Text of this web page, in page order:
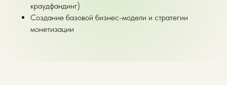
краудфандинг)
Создание базовой бизнес-модели и стратегии
монетизации